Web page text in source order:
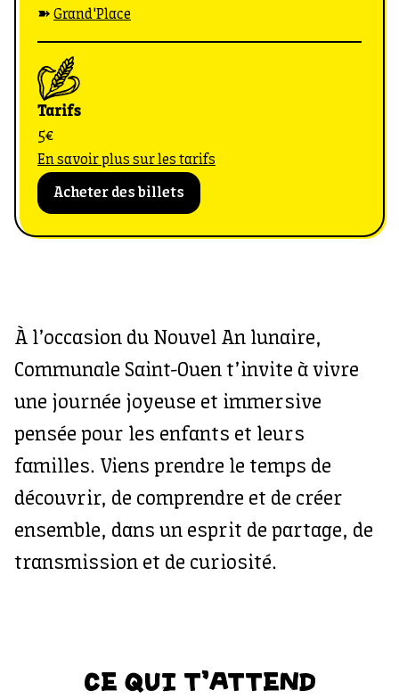
➽ Grand'Place
Tarifs
5€
En savoir plus sur les tarifs
Acheter des billets
À l’occasion du Nouvel An lunaire,
Communale Saint-Ouen t’invite à vivre
une journée joyeuse et immersive
pensée pour les enfants et leurs
familles. Viens prendre le temps de
découvrir, de comprendre et de créer
ensemble, dans un esprit de partage, de
transmission et de curiosité.
CE QUI T'ATTEND